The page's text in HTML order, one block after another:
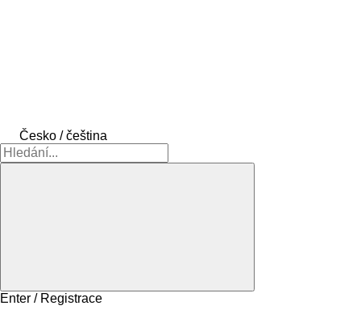
Česko / čeština
Enter / Registrace